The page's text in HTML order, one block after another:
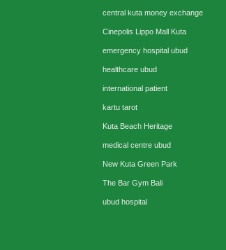
central kuta money exchange
Cinepolis Lippo Mall Kuta
emergency hospital ubud
healthcare ubud
international patient
kartu tarot
Kuta Beach Heritage
medical centre ubud
New Kuta Green Park
The Bar Gym Bali
ubud hospital